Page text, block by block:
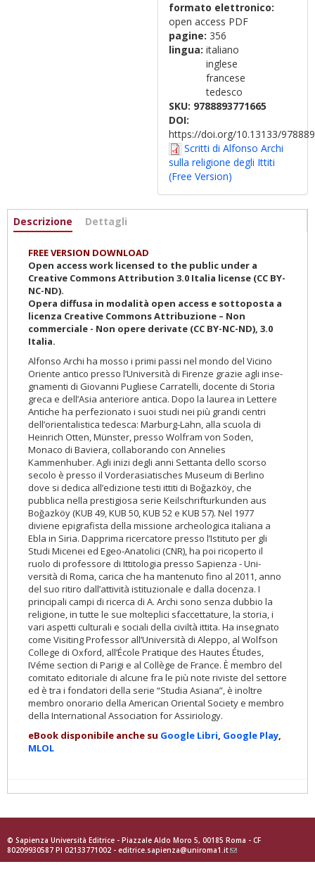
formato elettronico:
open access PDF
pagine: 356
lingua: italiano
inglese
francese
tedesco
SKU: 9788893771665
DOI:
https://doi.org/10.13133/
Scritti di Alfonso Archi
sulla religione degli Ittiti
(Free Version)
Informazioni
Descrizione (active
Dettagli
FREE VERSION DOWNLOAD
Open access work licensed to the public under a
Creative Commons Attribution 3.0 Italia license (CC BY-
NC-ND).
Opera diffusa in modalità open access e sottoposta a
licenza Creative Commons Attribuzione – Non
commerciale - Non opere derivate (CC BY-NC-ND), 3.0
Italia.
Alfonso Archi ha mosso i primi passi nel mondo del Vicino
Oriente antico presso l’Università di Firenze grazie agli inse­
gnamenti di Giovanni Pugliese Carratelli, docente di Storia
greca e dell’Asia anteriore antica. Dopo la laurea in Lettere
Antiche ha perfezionato i suoi studi nei più grandi centri
dell’orientalistica tedesca: Marburg-Lahn, alla scuola di
Heinrich Otten, Münster, presso Wolfram von Soden,
Monaco di Baviera, collaborando con Annelies
Kammenhuber. Agli inizi degli anni Settanta dello scorso
secolo è presso il Vorderasiatisches Museum di Berlino
dove si dedica all’edizione testi ittiti di Boğazköy, che
pubblica nella pre­stigiosa serie Keilschrifturkunden aus
Boğazköy (KUB 49, KUB 50, KUB 52 e KUB 57). Nel 1977
diviene epigrafista della missione archeologica italiana a
Ebla in Siria. Dapprima ricercatore presso l’Istituto per gli
Studi Micenei ed Egeo-Anatolici (CNR), ha poi ri­coperto il
ruolo di professore di Ittitologia presso Sapienza - Uni­
versità di Roma, carica che ha mantenuto fino al 2011, anno
del suo ritiro dall’attività istituzionale e dalla docenza. I
principali campi di ricerca di A. Archi sono senza dubbio la
religione, in tutte le sue molteplici sfaccettature, la storia, i
vari aspetti culturali e sociali della civiltà ittita. Ha insegnato
come Visiting Professor all’Università di Aleppo, al Wolfson
College di Oxford, all’École Pratique des Hautes Études,
IVéme section di Parigi e al Collège de France. È membro del
comitato editoriale di alcune fra le più note riviste del settore
ed è tra i fondatori della serie “Studia Asiana”, è inoltre
membro onorario della American Oriental Society e membro
della International Association for Assiriology.
eBook disponibile anche su Google Libri, Google Play,
MLOL
© Sapienza Università Editrice - Piazzale Aldo Moro 5, 00185 Roma - CF
80209930587 PI 02133771002 - editrice.sapienza@uniroma1.it(link
sends